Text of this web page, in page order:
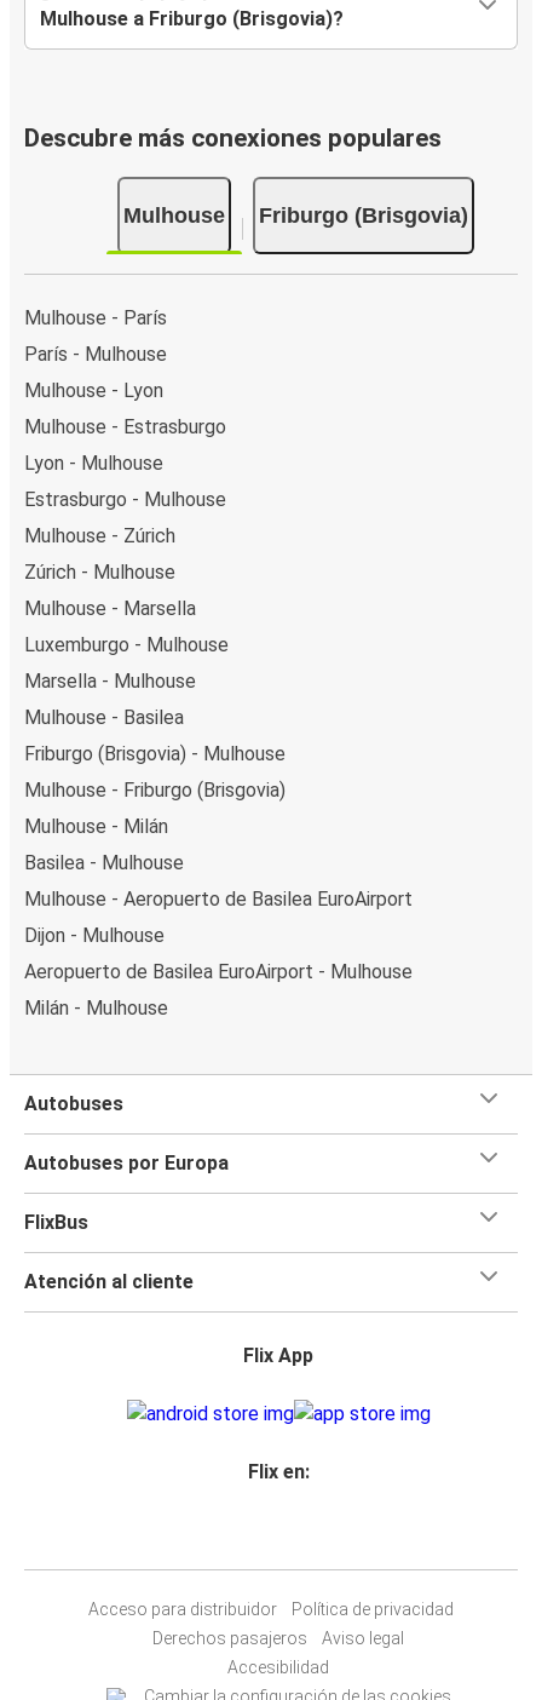
Mulhouse a Friburgo (Brisgovia)?
Descubre más conexiones populares
Mulhouse Friburgo (Brisgovia)
Mulhouse - París
París - Mulhouse
Mulhouse - Lyon
Mulhouse - Estrasburgo
Lyon - Mulhouse
Estrasburgo - Mulhouse
Mulhouse - Zúrich
Zúrich - Mulhouse
Mulhouse - Marsella
Luxemburgo - Mulhouse
Marsella - Mulhouse
Mulhouse - Basilea
Friburgo (Brisgovia) - Mulhouse
Mulhouse - Friburgo (Brisgovia)
Mulhouse - Milán
Basilea - Mulhouse
Mulhouse - Aeropuerto de Basilea EuroAirport
Dijon - Mulhouse
Aeropuerto de Basilea EuroAirport - Mulhouse
Milán - Mulhouse
Autobuses
Autobuses por Europa
FlixBus
Atención al cliente
Flix App
Flix en:
Acceso para distribuidor
Política de privacidad
Derechos pasajeros
Aviso legal
Accesibilidad
Cambiar la configuración de las cookies